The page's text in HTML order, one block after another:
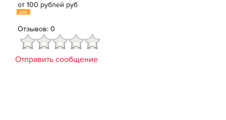
от 100 рублей руб
шт.
Отзывов: 0
Отправить сообщение